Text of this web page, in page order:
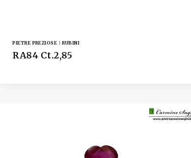
PIETRE PREZIOSE RUBINI
RA84 Ct.2,85